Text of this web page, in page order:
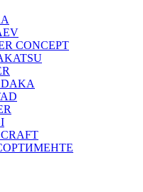
CONCEPT